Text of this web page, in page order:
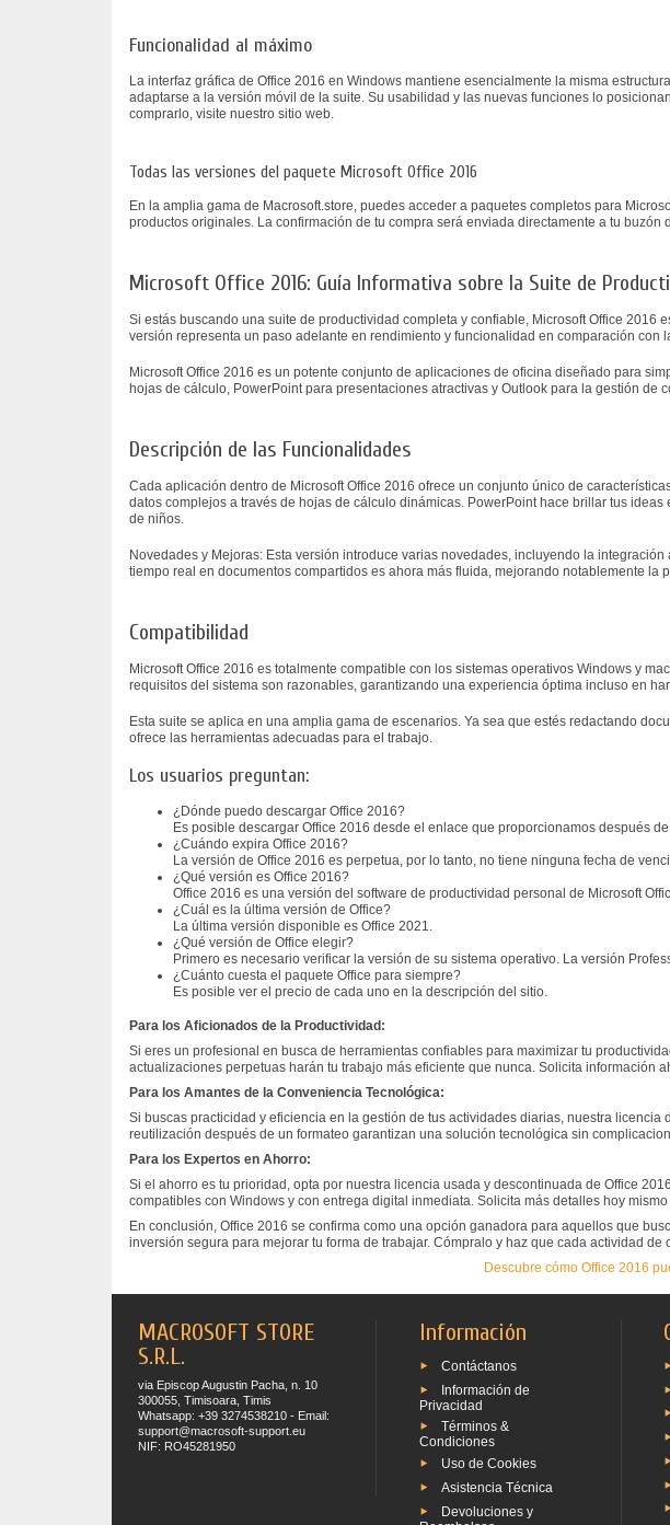
Funcionalidad al máximo
La interfaz gráfica de Office 2016 en Windows mantiene esencialmente la misma
adaptarse a la versión móvil de la suite. Su usabilidad y las nuevas funciones lo
comprarlo, visite nuestro sitio web.
Todas las versiones del paquete Microsoft Office 2016
En la amplia gama de Macrosoft.store, puedes acceder a paquetes completos para
productos originales. La confirmación de tu compra será enviada directamente a tu buzón
Microsoft Office 2016: Guía Informativa sobre la Suite de
Si estás buscando una suite de productividad completa y confiable, Microsoft Office
versión representa un paso adelante en rendimiento y funcionalidad en comparación con
Microsoft Office 2016 es un potente conjunto de aplicaciones de oficina diseñado para
hojas de cálculo, PowerPoint para presentaciones atractivas y Outlook para la gestión de
Descripción de las Funcionalidades
Cada aplicación dentro de Microsoft Office 2016 ofrece un conjunto único de
datos complejos a través de hojas de cálculo dinámicas. PowerPoint hace brillar tus
de niños.
Novedades y Mejoras: Esta versión introduce varias novedades, incluyendo la
tiempo real en documentos compartidos es ahora más fluida, mejorando notablemente la
Compatibilidad
Microsoft Office 2016 es totalmente compatible con los sistemas operativos Windows y
requisitos del sistema son razonables, garantizando una experiencia óptima incluso en
Esta suite se aplica en una amplia gama de escenarios. Ya sea que estés redactando
ofrece las herramientas adecuadas para el trabajo.
Los usuarios preguntan:
¿Dónde puedo descargar Office 2016?
Es posible descargar Office 2016 desde el enlace que proporcionamos después
¿Cuándo expira Office 2016?
La versión de Office 2016 es perpetua, por lo tanto, no tiene ninguna fecha de
¿Qué versión es Office 2016?
Office 2016 es una versión del software de productividad personal de Microsoft
¿Cuál es la última versión de Office?
La última versión disponible es Office 2021.
¿Qué versión de Office elegir?
Primero es necesario verificar la versión de su sistema operativo. La versión
¿Cuánto cuesta el paquete Office para siempre?
Es posible ver el precio de cada uno en la descripción del sitio.
Para los Aficionados de la Productividad:
Si eres un profesional en busca de herramientas confiables para maximizar tu
actualizaciones perpetuas harán tu trabajo más eficiente que nunca. Solicita información
Para los Amantes de la Conveniencia Tecnológica:
Si buscas practicidad y eficiencia en la gestión de tus actividades diarias, nuestra
reutilización después de un formateo garantizan una solución tecnológica sin
Para los Expertos en Ahorro:
Si el ahorro es tu prioridad, opta por nuestra licencia usada y descontinuada de Office
compatibles con Windows y con entrega digital inmediata. Solicita más detalles hoy
En conclusión, Office 2016 se confirma como una opción ganadora para aquellos que
inversión segura para mejorar tu forma de trabajar. Cómpralo y haz que cada actividad
Descubre cómo Office 2016
MACROSOFT STORE
S.R.L.
via Episcop Augustin Pacha, n. 10
300055, Timisoara, Timis
Whatsapp: +39 3274538210 - Email:
support@macrosoft-support.eu
NIF: RO45281950
Información
Contáctanos
Información de
Privacidad
Términos &
Condiciones
Uso de Cookies
Asistencia Técnica
Devoluciones y